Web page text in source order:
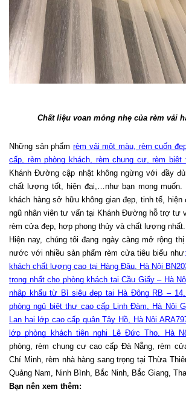
Chất liệu voan mỏng nhẹ của rèm vải
Những sản phẩm rèm vải một màu, rèm cuốn
cấp, rèm phòng khách, rèm chung cư, rèm biệt
Khánh Đường cập nhật không ngừng với đầy
chất lượng tốt, hiện đại,…như bạn mong muốn.
khách hàng sở hữu không gian đẹp, tinh tế, hiện
ngũ nhân viên tư vấn tại Khánh Đường hỗ trợ tư
rèm cửa đẹp, hợp phong thủy và chất lượng nhất.
Hiện nay, chúng tôi đang ngày càng mở rộng
nước với nhiều sản phẩm rèm cửa tiêu biểu như:
khách chất lượng cao tại Hàng Đậu, Hà Nội
trọng nhất cho phòng khách tại Cầu Giấy – Hà
nhập khẩu từ Bỉ siêu đẹp tại Hà Đông RB – 14,
phòng ngủ biệt thự cao cấp Linh Đàm, Hà Nội
Lan hai lớp cao cấp quận Tây Hồ, Hà Nội
lớp phòng khách tiện nghi Lê Đức Thọ, Hà
phòng, rèm chung cư cao cấp Đà Nẵng, rèm
Chí Minh, rèm nhà hàng sang trọng tại Thừa
Quảng Nam, Ninh Bình, Bắc Ninh, Bắc Giang,
Bạn nên xem thêm: